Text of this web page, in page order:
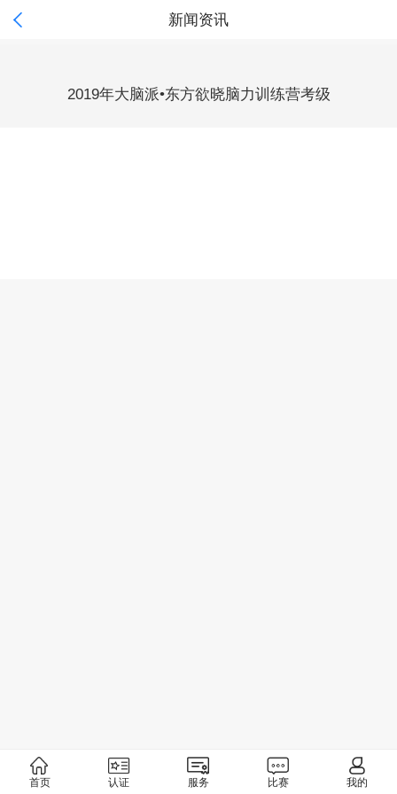
 新闻资讯
2019年大脑派•东方欲晓脑力训练营考级
首页 认证 服务 比赛 我的